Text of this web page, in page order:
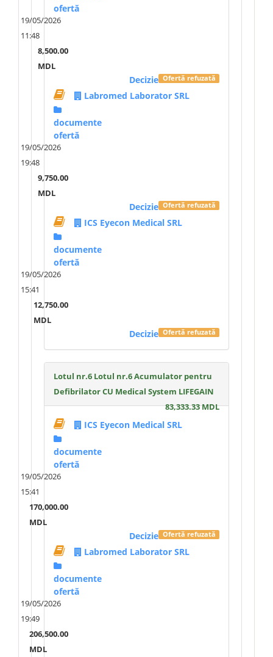
ofertă
19/05/2026
11:48
8,500.00
MDL
Ofertă refuzată
Decizie
Labromed Laborator SRL
documente
ofertă
19/05/2026
19:48
9,750.00
MDL
Ofertă refuzată
Decizie
ICS Eyecon Medical SRL
documente
ofertă
19/05/2026
15:41
12,750.00
MDL
Ofertă refuzată
Decizie
Lotul nr.6 Lotul nr.6 Acumulator pentru
Defibrilator CU Medical System LIFEGAIN
83,333.33 MDL
ICS Eyecon Medical SRL
documente
ofertă
19/05/2026
15:41
170,000.00
MDL
Ofertă refuzată
Decizie
Labromed Laborator SRL
documente
ofertă
19/05/2026
19:49
206,500.00
MDL